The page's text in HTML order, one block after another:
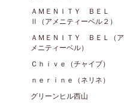
ＡＭＥＮＩＴＹ ＢＥＬ
Ⅱ（アメニティーベル２）
ＡＭＥＮＩＴＹ ＢＥＬ（ア
メニティーベル）
Ｃｈｉｖｅ（チャイブ）
ｎｅｒｉｎｅ（ネリネ）
グリーンヒル西山